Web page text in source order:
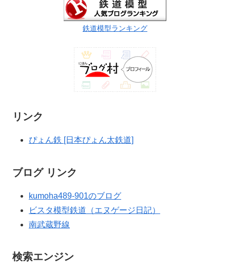
鉄道模型ランキング
リンク
ぴょん鉄 [日本ぴょん太鉄道]
ブログ リンク
kumoha489-901のブログ
ビスタ模型鉄道（エヌゲージ日記）
南武蔵野線
検索エンジン